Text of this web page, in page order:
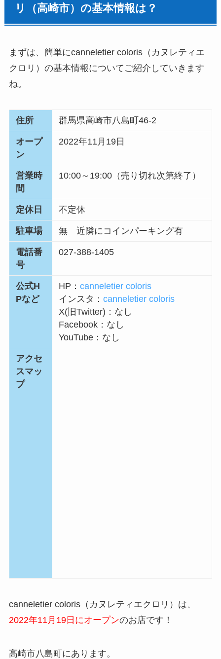
リ（高崎市）の基本情報は？
まずは、簡単にcanneletier coloris（カヌレティエ
クロリ）の基本情報についてご紹介していきます
ね。
住所 群馬県高崎市八島町46-2
オープ
ン
2022年11月19日
営業時
間
10:00～19:00（売り切れ次第終了）
定休日 不定休
駐車場 無 近隣にコインパーキング有
電話番
号
027-388-1405
公式H
Pなど
HP：canneletier coloris
インスタ：canneletier coloris
X(旧Twitter)：なし
Facebook：なし
YouTube：なし
アクセ
スマッ
プ
canneletier coloris（カヌレティエクロリ）は、
2022年11月19日 にオープンのお店です！
高崎市八島町にあります。